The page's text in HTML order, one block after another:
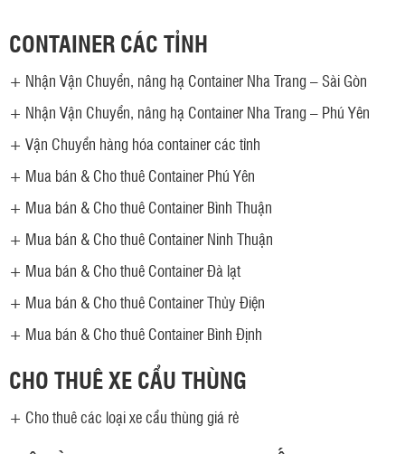
CONTAINER CÁC TỈNH
+ Nhận Vận Chuyển, nâng hạ Container Nha Trang – Sài Gòn
+ Nhận Vận Chuyển, nâng hạ Container Nha Trang – Phú Yên
+ Vận Chuyển hàng hóa container các tỉnh
+ Mua bán & Cho thuê Container Phú Yên
+ Mua bán & Cho thuê Container Bình Thuận
+ Mua bán & Cho thuê Container Ninh Thuận
+ Mua bán & Cho thuê Container Đà lạt
+ Mua bán & Cho thuê Container Thủy Điện
+ Mua bán & Cho thuê Container Bình Định
CHO THUÊ XE CẨU THÙNG
+ Cho thuê các loại xe cẩu thùng giá rẻ